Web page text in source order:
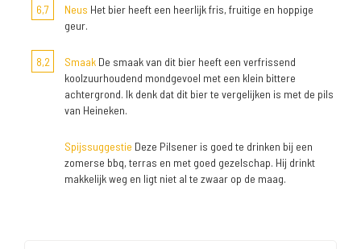
6,7 Neus Het bier heeft een heerlijk fris, fruitige en hoppige
geur.
8,2 Smaak De smaak van dit bier heeft een verfrissend
koolzuurhoudend mondgevoel met een klein bittere
achtergrond. Ik denk dat dit bier te vergelijken is met de pils
van Heineken.
Spijssuggestie Deze Pilsener is goed te drinken bij een
zomerse bbq, terras en met goed gezelschap. Hij drinkt
makkelijk weg en ligt niet al te zwaar op de maag.